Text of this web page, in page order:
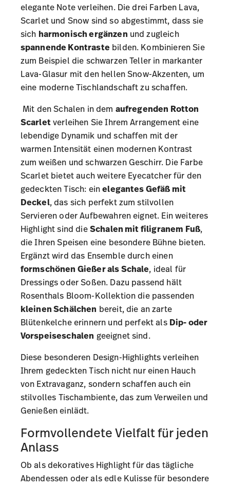
elegante Note verleihen. Die drei Farben Lava,
Scarlet und Snow sind so abgestimmt, dass sie
sich harmonisch ergänzen und zugleich
spannende Kontrastebilden. Kombinieren Sie
zum Beispiel die schwarzen Teller in markanter
Lava-Glasur mit den hellen Snow-Akzenten, um
eine moderne Tischlandschaft zu schaffen.
Mit den Schalen in dem aufregenden Rotton
Scarletverleihen Sie Ihrem Arrangement eine
lebendige Dynamik und schaffen mit der
warmen Intensität einen modernen Kontrast
zum weißen und schwarzen Geschirr. Die Farbe
Scarlet bietet auch weitere Eyecatcher für den
gedeckten Tisch: einelegantes Gefäß mit
Deckel, das sich perfekt zum stilvollen
Servieren oder Aufbewahren eignet. Ein weiteres
Highlight sind dieSchalen mit filigranem Fuß,
die Ihren Speisen eine besondere Bühne bieten.
Ergänzt wird das Ensemble durch einen
formschönen Gießer als Schale, ideal für
Dressings oder Soßen. Dazu passend hält
Rosenthals Bloom-Kollektion die passenden
kleinen Schälchen bereit, die an zarte
Blütenkelche erinnern und perfekt als Dip- oder
Vorspeiseschalen geeignet sind.
Diese besonderen Design-Highlights verleihen
Ihrem gedeckten Tisch nicht nur einen Hauch
von Extravaganz, sondern schaffen auch ein
stilvolles Tischambiente, das zum Verweilen und
Genießen einlädt.
Formvollendete Vielfalt für jeden
Anlass
Ob als dekoratives Highlight für das tägliche
Abendessen oder als edle Kulisse für besondere